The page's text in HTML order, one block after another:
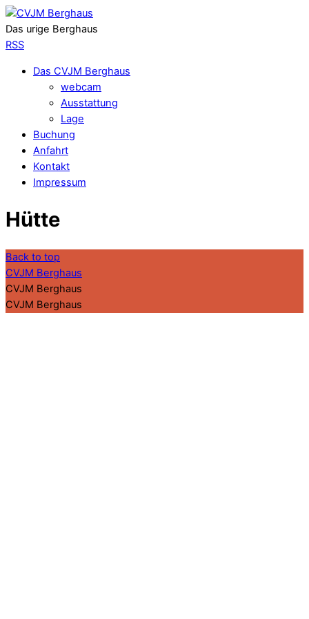
Das urige Berghaus
RSS
Das CVJM Berghaus
webcam
Ausstattung
Lage
Buchung
Anfahrt
Kontakt
Impressum
Hütte
Back to top
CVJM Berghaus
CVJM Berghaus
CVJM Berghaus